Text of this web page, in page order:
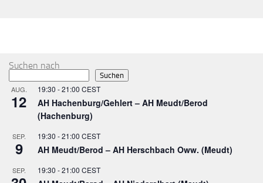
Suchen nach
Suchen
AUG.
12
19:30 -21:00 CEST
AH Hachenburg/Gehlert – AH Meudt/Berod
(Hachenburg)
SEP.
9
19:30 -21:00 CEST
AH Meudt/Berod – AH Herschbach Oww. (Meudt)
SEP. 19:30 -21:00 CEST